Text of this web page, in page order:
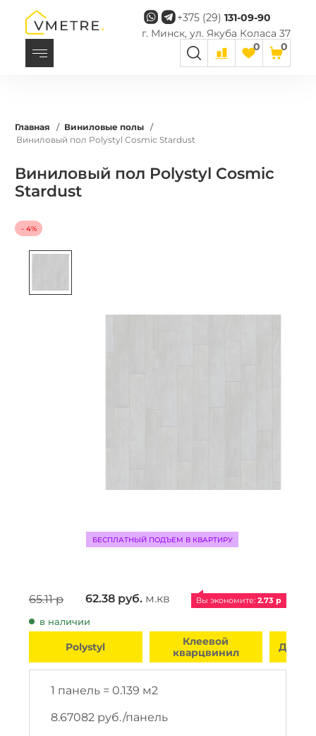
+375 (29) 131-09-90
г. Минск, ул. Якуба Коласа 37
0
0
Главная / Виниловые полы
/
Виниловый пол Polystyl Cosmic Stardust
Виниловый пол Polystyl Cosmic
Stardust
- 4%
БЕСПЛАТНЫЙ ПОДЪЕМ В КВАРТИРУ
65.11 р 62.38 руб. м.кв Вы экономите: 2.73 р
в наличии
Клеевой
кварцвинил
Для теплого пола
1 панель =0.139 м2
8.67082 руб./панель